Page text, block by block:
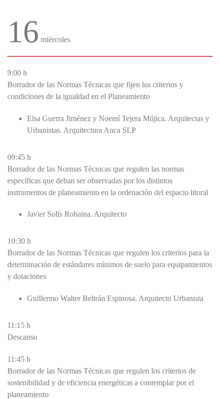
16 miércoles
9:00 h
Borrador de las Normas Técnicas que fijen los criterios y
condiciones de la igualdad en el Planeamiento
Elsa Guerra Jiménez y Noemí Tejera Mújica. Arquitectas y
Urbanistas. Arquitectura Anca SLP
09:45 h
Borrador de las Normas Técnicas que regulen las normas
específicas que deban ser observadas por los distintos
instrumentos de planeamiento en la ordenación del espacio litoral
Javier Solís Robaina. Arquitecto
10:30 h
Borrador de las Normas Técnicas que regulen los criterios para la
determinación de estándares mínimos de suelo para equipamientos
y dotaciones
Guillermo Walter Beltrán Espinosa. Arquitecto Urbanista
11:15 h
Descanso
11:45 h
Borrador de las Normas Técnicas que regulen los criterios de
sostenibilidad y de eficiencia energéticas a contemplar por el
planeamiento